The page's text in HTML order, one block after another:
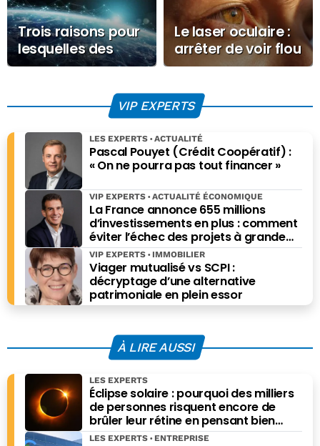
Trois raisons pour
lesquelles des
bases de données
essentielles pour
les banques
françaises
Le laser oculaire :
arrêter de voir flou
sur une révolution
VIP EXPERTS
Pascal Pouyet (Crédit Coopératif) :
« On ne pourra pas tout financer »
LES EXPERTS ACTUALITÉ
La France annonce 655 millions
d’investissements en plus : comment
éviter l’échec des projets à grande
échelle ?
VIP EXPERTS ACTUALITÉ ÉCONOMIQUE
Viager mutualisé vs SCPI :
décryptage d’une alternative
patrimoniale en plein essor
VIP EXPERTS IMMOBILIER
À LIRE AUSSI
Éclipse solaire : pourquoi des milliers
de personnes risquent encore de
brûler leur rétine en pensant bien
faire
LES EXPERTS
LES EXPERTS ENTREPRISE